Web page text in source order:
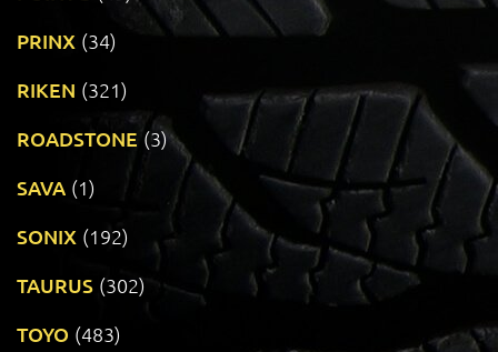
PRINX (34)
RIKEN (321)
ROADSTONE (3)
SAVA (1)
SONIX (192)
TAURUS (302)
TOYO (483)